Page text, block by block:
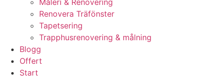
Måleri & Renovering
Renovera Träfönster
Tapetsering
Trapphusrenovering & målning
Blogg
Offert
Start